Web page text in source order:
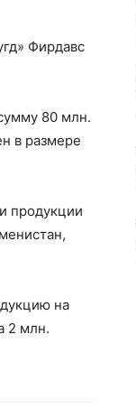
Фирдавс
80 млн.
в размере
продукции
на
2 млн.